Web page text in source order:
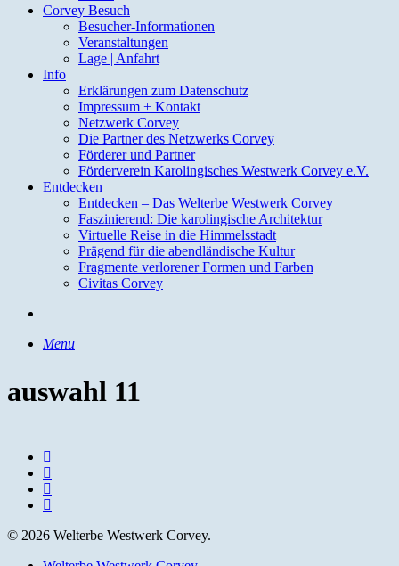
Corvey Besuch
Besucher-Informationen
Veranstaltungen
Lage | Anfahrt
Info
Erklärungen zum Datenschutz
Impressum + Kontakt
Netzwerk Corvey
Die Partner des Netzwerks Corvey
Förderer und Partner
Förderverein Karolingisches Westwerk Corvey e.V.
Entdecken
Entdecken – Das Welterbe Westwerk Corvey
Faszinierend: Die karolingische Architektur
Virtuelle Reise in die Himmelsstadt
Prägend für die abendländische Kultur
Fragmente verlorener Formen und Farben
Civitas Corvey
Menu
auswahl 11
facebook
youtube
instagram
email
© 2026 Welterbe Westwerk Corvey.